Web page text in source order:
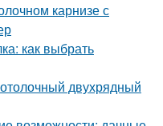
карнизе с
как выбрать
двухрядный